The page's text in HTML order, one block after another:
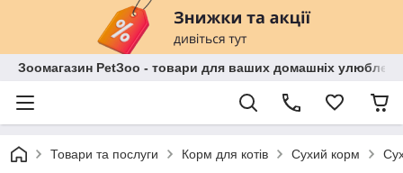
Зоомагазин PetЗoo - товари для ваших домашніх
Товари та послуги Корм для котів Сухий корм